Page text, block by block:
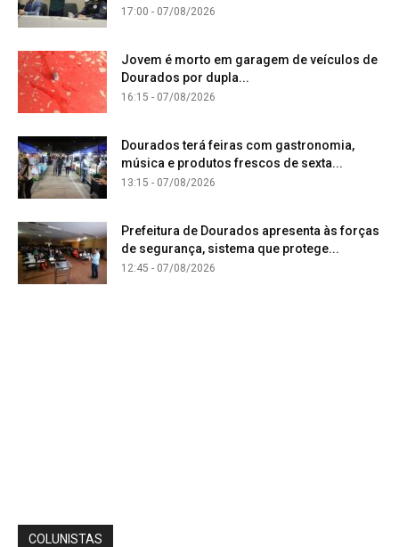
17:00 - 07/08/2026
Jovem é morto em garagem de veículos de
Dourados por dupla...
16:15 - 07/08/2026
Dourados terá feiras com gastronomia,
música e produtos frescos de sexta...
13:15 - 07/08/2026
Prefeitura de Dourados apresenta às forças
de segurança, sistema que protege...
12:45 - 07/08/2026
COLUNISTAS